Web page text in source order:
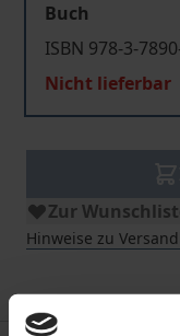
Buch
ISBN 978-3-
Nicht lieferbar
Zur
Hinweise zu